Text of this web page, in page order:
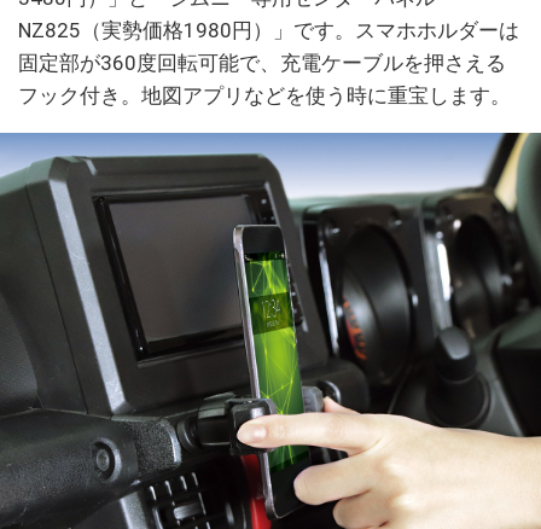
NZ825（実勢価格1980円）」です。スマホホルダーは
固定部が360度回転可能で、充電ケーブルを押さえる
フック付き。地図アプリなどを使う時に重宝します。